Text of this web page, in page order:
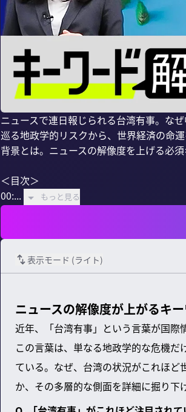
ニュースで連日報じられる台湾有事。な
巡る地政学的リスクから、世界経済の命
背景とは。ニュースの解像度を上げる必
＜目次＞
00:...
もっと見る
表示モード (ライト)
ニュースの解像度が上がるキ
近年、「台湾有事」という言葉が国際
この言葉は、単なる地政学的な危機
ている。なぜ、台湾の状況がこれほ
か、その多層的な側面を詳細に掘り下